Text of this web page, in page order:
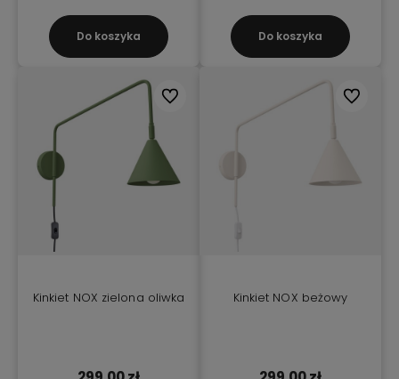
Do koszyka Do koszyka
Kinkiet NOX zielona oliwka
Do ulubionych
Kinkiet NOX beżowy
Do